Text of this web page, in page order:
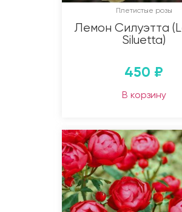
Плетистые розы
Лемон Силуэтта
Siluetta)
450 ₽
В корзину